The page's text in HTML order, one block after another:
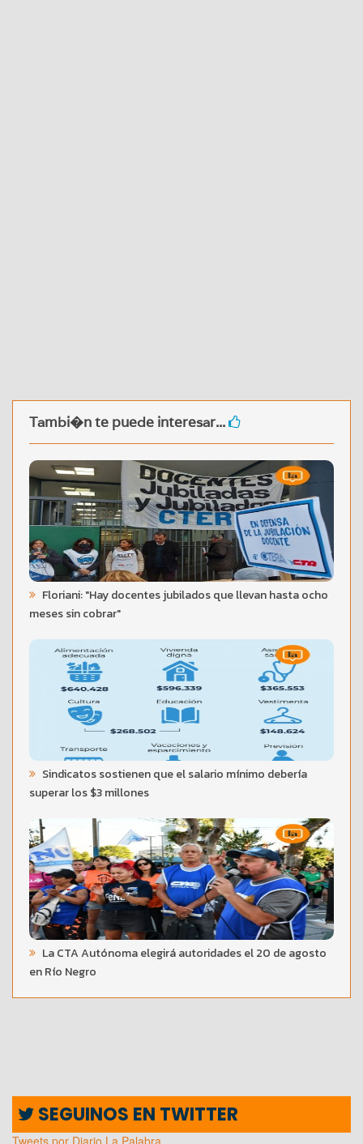
Tambi�n te puede interesar...
Floriani: "Hay docentes jubilados que llevan hasta ocho
meses sin cobrar"
Sindicatos sostienen que el salario mínimo debería
superar los $3 millones
La CTA Autónoma elegirá autoridades el 20 de agosto
en Río Negro
SEGUINOS EN TWITTER
Tweets por Diario La Palabra